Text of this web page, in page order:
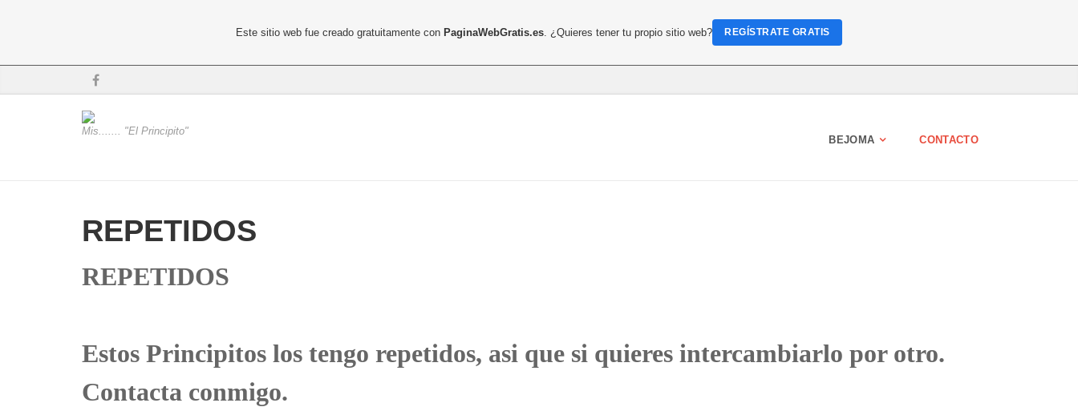
Mis....... "El Principito"
BEJOMA CONTACTO
REPETIDOS
REPETIDOS
Estos Principitos los tengo repetidos, asi que si quieres intercambiarlo por otro.
Contacta conmigo.
Este sitio web fue creado gratuitamente conPaginaWebGratis.es . ¿Quieres tener tu propio sitio web? REGÍSTRATE GRATIS